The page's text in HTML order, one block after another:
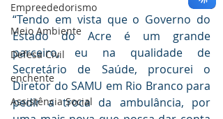
Empreededorismo
Meio Ambiente
Defesa Civil
enchente
Assistência Social
“Tendo em vista que o Governo do
Estado do Acre é um grande
parceiro, eu na qualidade de
Secretário de Saúde, procurei o
Diretor do SAMU em Rio Branco para
pedir a troca da ambulância, por